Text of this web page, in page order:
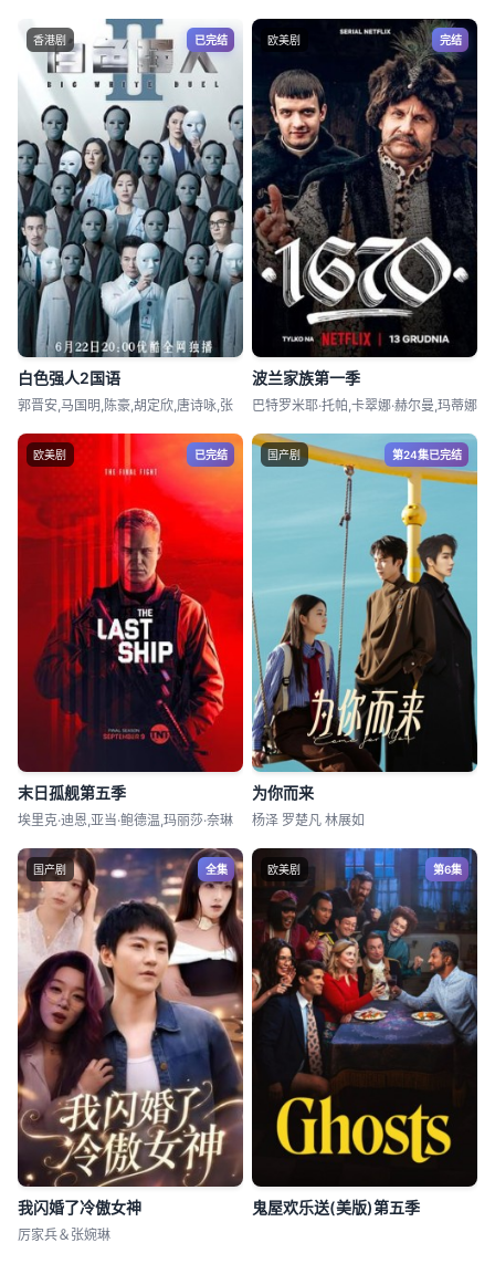
香港剧 已完结
白色强人2国语
郭晋安,马国明,陈豪,胡定欣,唐诗咏,张
欧美剧 完结
波兰家族第一季
巴特罗米耶·托帕,卡翠娜·赫尔曼,玛蒂娜
欧美剧 已完结
末日孤舰第五季
埃里克·迪恩,亚当·鲍德温,玛丽莎·奈琳
国产剧 第24集已完结
为你而来
杨泽 罗楚凡 林展如
国产剧 全集
我闪婚了冷傲女神
厉家兵＆张婉琳
欧美剧 第6集
鬼屋欢乐送(美版)第五季